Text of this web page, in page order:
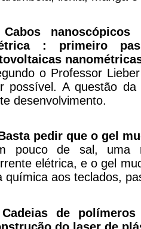
nanoscópicos
: primeiro
o Professor
possível. A questão
desenvolvimento.
pedir que o gel
pouco de sal, uma
elétrica, e o gel
química aos teclados,
de
do laser de